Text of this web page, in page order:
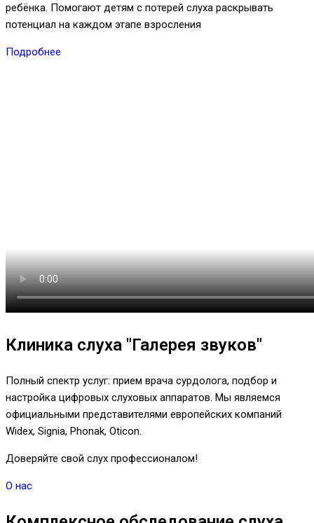
ребёнка. Помогают детям с потерей слуха раскрывать
потенциал на каждом этапе взросления
Подробнее
Клиника слуха "Галерея звуков"
Полный спектр услуг: прием врача сурдолога, подбор и
настройка цифровых слуховых аппаратов. Мы являемся
официальными представителями европейских компаний
Widex, Signia, Phonak, Oticon.
Доверяйте свой слух профессионалом!
О нас